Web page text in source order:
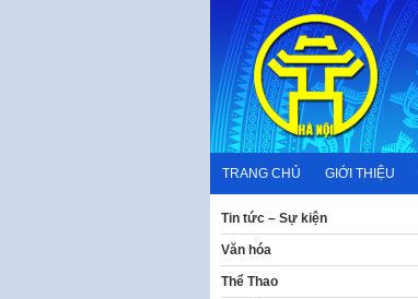
content
TRANG CHỦ GIỚI THIỆU
Tin tức – Sự kiện
Văn hóa
Thể Thao